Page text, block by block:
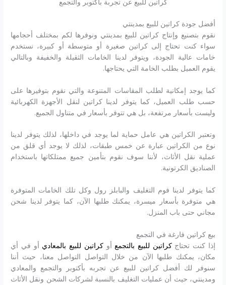
كراتين للبيع عن تجربة باكتوبر والتجمع
أفضل جودة كراتين للبيع بمدينتي
نقوم بتصنيع وإنتاج كراتين للبيع بمدينتي ونوفرها لكم بمختلف أحجامها
سواء كنت تحتاج إلى كراتين صغيرة أو متوسطة أو كبيرة، نستخدم
خامات عالية الجودة، ويتوفر لدينا الخامات الثقيلة والخفيفة وبالتالي
يقوم العميل بطلب الخامة التي يحتاجها.
كما يوجد إمكانية لطلب المقاسات المتنوعة والتي نقوم بتوفيرها على
حسب طلب العميل، كما يتوفر لدينا كراتين لنقل الأجهزة الكهربائية
وليست بأسعار مرتفعة، بل هي تتوفر بأسعار في متناول الجميع.
وتعتبر الكراتين هي عامل حماية لما يوجد في داخلها، لذلك يتوفر لدينا
نوع من الكراتين عبارة عن خمس طبقات، لذلك لا يوجد أي قلق من
عملية نقل الأثاث، لأننا سوف نقوم بتأمين جميع ممتلكاتها باستخدام
الصناديق الكرتونية.
كما يتوفر لدينا فوم التغليف والبابلز رول وكل تلك الخامات المتوفرة
هي متوفرة بأسعار ميسرة، يمكنك طلبها الآن، كما يتوفر لدينا شحن
مجاني حتى باب المنزل.
بيع كراتين فارغة في التجمع
إذا كنت تحتاجكراتين للبيع بالتجمعأوكراتين للبيع بالمعادي أو في أي
مكان، يمكنك طلبها الآن من خلال التواصل التواصل معنا، حيث أننا
سنوفر لك أفضل كراتين للبيع عن تجربه بأكتوبر والتجمع والمعادي
ومدينتي، حيث أن عمليات التغليف بالنسبة لشركات الشحن ونقل الأثاث